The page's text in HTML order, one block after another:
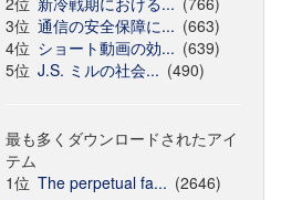
3位 通信の安全保障に... (663)
4位 ショート動画の効... (639)
5位 J.S. ミルの社会... (490)
最も多くダウンロードされたアイ
テム
1位 The perpetual fa... (2646)